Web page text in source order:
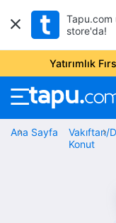
Tapu.com
store'da!
Yatırımlık
Ana Sayfa
Vakıftan/
Konut